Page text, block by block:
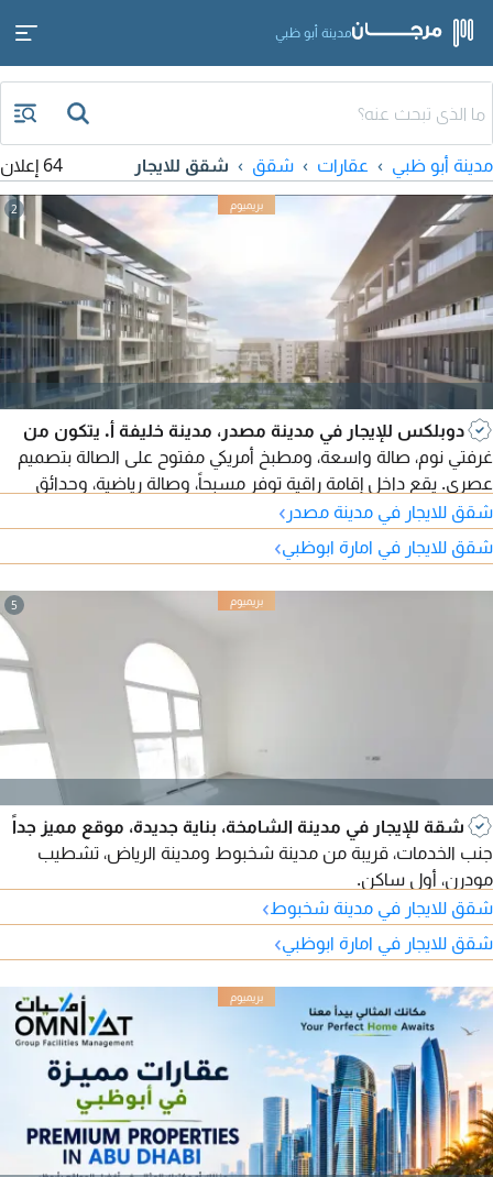
مدينة أبو ظبي
مدينة أبو ظبي عقارات شقق شقق للايجار 64 إعلان
2
دوبلكس للإيجار في مدينة مصدر، مدينة خليفة أ. يتكون من
غرفتي نوم، صالة واسعة، ومطبخ أمريكي مفتوح على الصالة بتصميم
عصري. يقع داخل إقامة راقية توفر مسبحاً، وصالة رياضية، وحدائق
ومناطق جلوس، مع موقف سيارات. يتميز بموقع استراتيجي بجوار
المركز التجاري، وقريب من مطار زايد الدولي، مع سهولة الوصول إلى
جميع الخدمات والمرافق الأساسية.
شقق للايجار في مدينة مصدر ›
شقق للايجار في امارة ابوظبي›
5
شقة للإيجار في مدينة الشامخة، بناية جديدة، موقع مميز جداً
جنب الخدمات، قريبة من مدينة شخبوط ومدينة الرياض، تشطيب
مودرن، أول ساكن.
شقق للايجار في مدينة شخبوط›
شقق للايجار في امارة ابوظبي›